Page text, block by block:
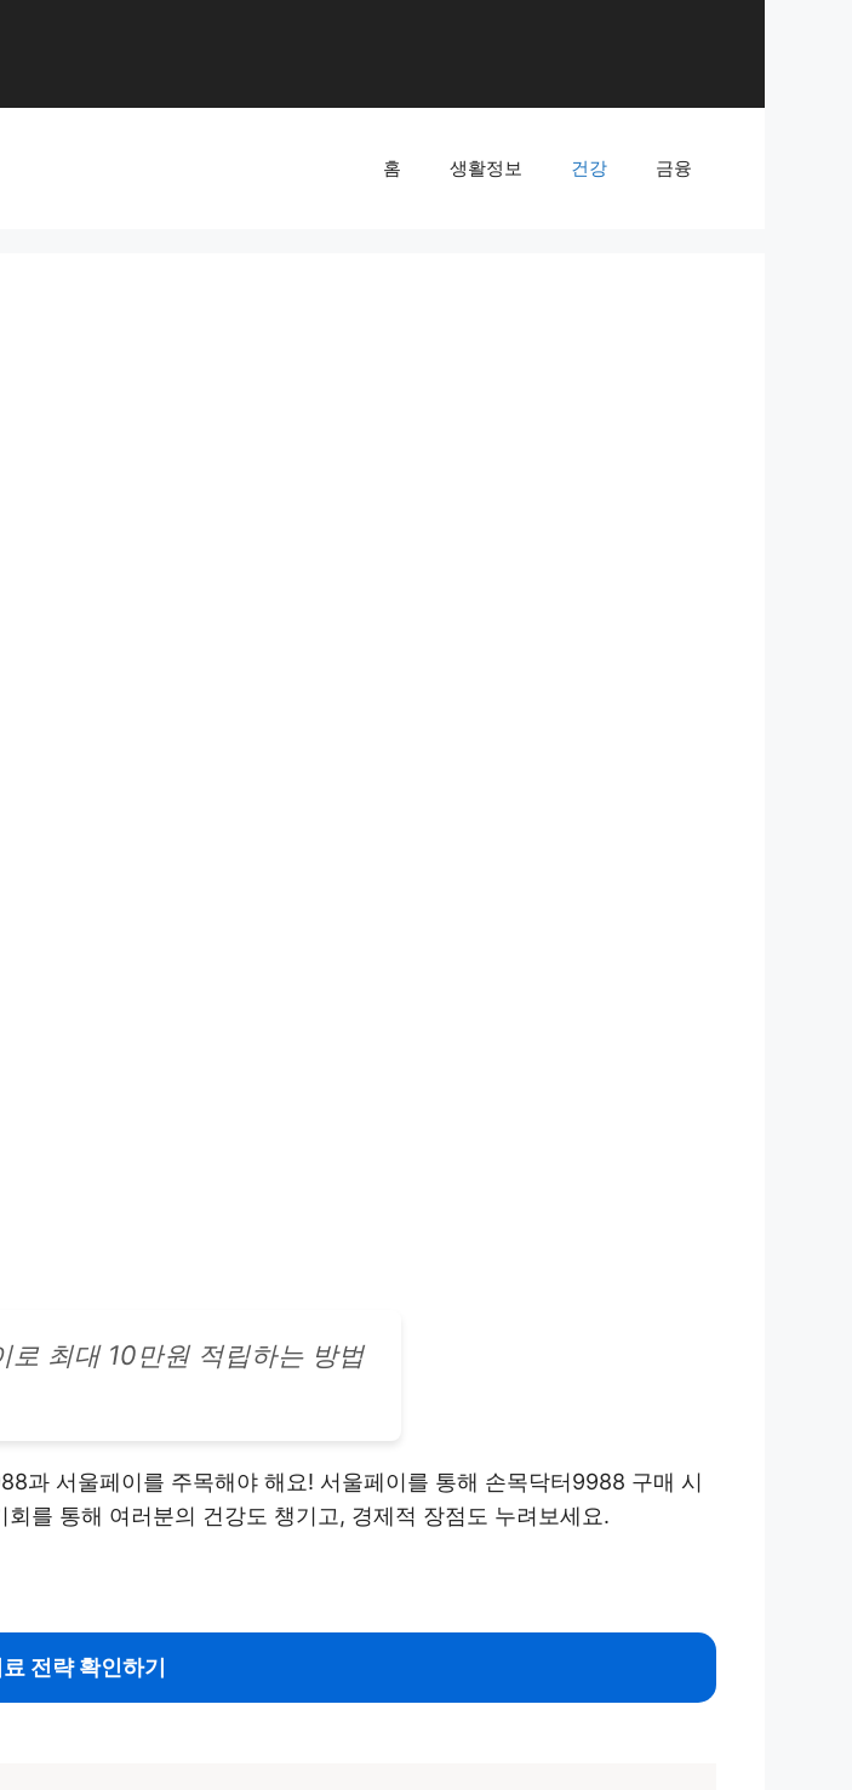
홈 생활정보 건강 금융
로 최대 10만원 적립하는 방법
과 서울페이를 주목해야 해요! 서울페이를 통해 손목닥터9988 구매 시
를 통해 여러분의 건강도 챙기고, 경제적 장점도 누려보세요.
전략 확인하기